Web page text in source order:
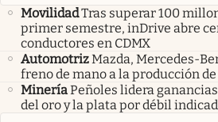
MovilidadTras superar 100
primer semestre, inDrive abre
conductores en CDMX
AutomotrizMazda, Mercedes-
freno de mano a la producción
MineríaPeñoles lidera
del oro y la plata por débil